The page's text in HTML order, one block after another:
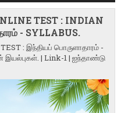
TEST : INDIAN
- SYLLABUS.
: இந்தியப் பொருளாதாரம் -
இயல்புகள். | Link-1 | ஐந்தாண்டு